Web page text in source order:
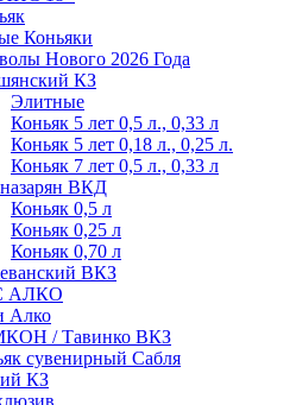
Коньяки
Нового 2026 Года
КЗ
Элитные
Коньяк 5 лет 0,5 л., 0,33 л
Коньяк 5 лет 0,18 л., 0,25 л.
Коньяк 7 лет 0,5 л., 0,33 л
ВКД
Коньяк 0,5 л
Коньяк 0,25 л
Коньяк 0,70 л
ВКЗ
АЛКО
Алко
/ Тавинко ВКЗ
сувенирный Сабля
КЗ